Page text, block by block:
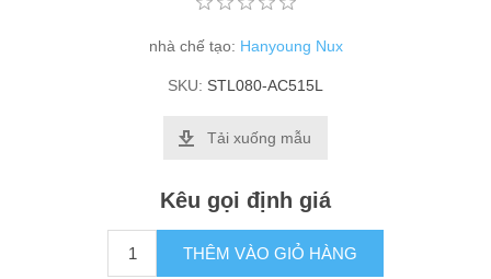
nhà chế tạo: Hanyoung Nux
SKU: STL080-AC515L
Tải xuống mẫu
Kêu gọi định giá
THÊM VÀO GIỎ HÀNG